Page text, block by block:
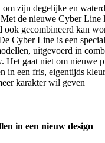
zijn degelijke en
de nieuwe Cyber Line
ook gecombineerd kan
Cyber Line is een
uitgevoerd in
Het gaat niet om nieuwe
in een fris, eigentijds
karakter wil geven
in een nieuw design